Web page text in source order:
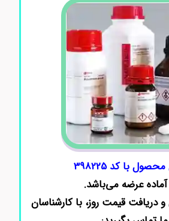
با کد 398225
عرضه می‌باشد.
قیمت روز، با کارشناسان